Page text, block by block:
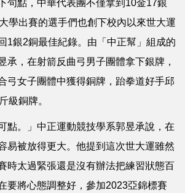
句點，中華代表團不僅拿到10金17銀
學出賽的選手們也創下校內以來世大運
1銀2銅最佳紀錄。由「中正幫」組成的
承，在射箭反曲弓男子團體拿下銀牌，
弓女子團體中獲得銅牌，跆拳道好手邱
級銅牌。
點。」中正運動競技學系郭昱承說，在
易被放得更大。他提到這次世大運雖然
時太過緊張還是沒有辦法把練習狀態百
要將心態調整好，參加2023亞錦標賽